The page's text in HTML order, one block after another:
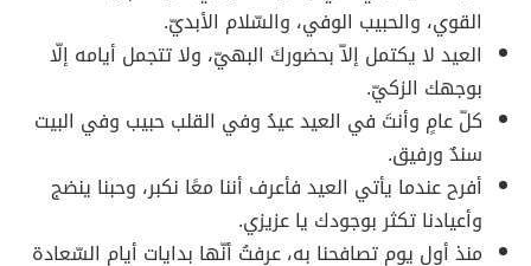
القوي، والحبيب الوفي، والسّلام الأبديّ.
العيد لا يكتمل إلاّ بحضوركَ البهيّ، ولا تتجمل أيامه إلّا
بوجهك الزكيّ.
كلّ عامٍ وأنتَ في العيد عيدُ وفي القلب حبيب وفي البيت
سندٌ ورفيق.
أفرح عندما يأتي العيد فأعرف أننا معًا نكبر، وحبنا ينضج
وأعيادنا تكثر بوجودك يا عزيزي.
منذ أول يوم تصافحنا به، عرفتُ أنّها بدايات أيام السّعادة